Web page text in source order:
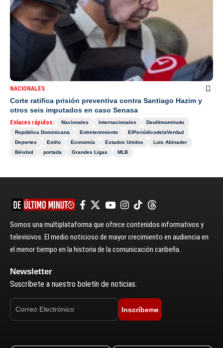
NACIONALES
Corte ratifica prisión preventiva contra Santiago Hazim y
otros seis imputados en caso Senasa
Enlaces rápidos: Nacionales Internacionales
Deultimominuto
República Dominicana
Entretenimiento
ElPeriódicodelaVerdad
Deportes
Estilo Economía Estados Unidos
Luis Abinader
Béisbol
portada Grandes Ligas MLB
Somos una multiplataforma que ofrece contenidos informativos y
televisivos. El medio noticioso de mayor crecimiento en audiencia en
el menor tiempo en la historia de la comunicación caribeña.
Newsletter
Suscríbete a nuestro boletín de noticias.
Inscríbeme